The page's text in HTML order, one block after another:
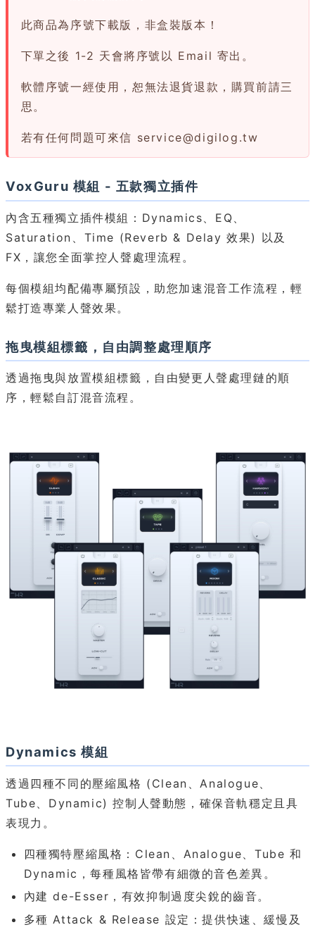
此商品為序號下載版，非盒裝版本！
下單之後 1-2 天會將序號以 Email 寄出。
軟體序號一經使用，恕無法退貨退款，購買前請三
思。
若有任何問題可來信 service@digilog.tw
VoxGuru 模組 - 五款獨立插件
內含五種獨立插件模組：Dynamics、EQ、
Saturation、Time (Reverb & Delay 效果) 以及
FX，讓您全面掌控人聲處理流程。
每個模組均配備專屬預設，助您加速混音工作流程，輕
鬆打造專業人聲效果。
拖曳模組標籤，自由調整處理順序
透過拖曳與放置模組標籤，自由變更人聲處理鏈的順
序，輕鬆自訂混音流程。
Dynamics 模組
透過四種不同的壓縮風格 (Clean、Analogue、
Tube、Dynamic) 控制人聲動態，確保音軌穩定且具
表現力。
四種獨特壓縮風格：Clean、Analogue、Tube 和
Dynamic，每種風格皆帶有細微的音色差異。
內建 de-Esser，有效抑制過度尖銳的齒音。
多種 Attack & Release 設定：提供快速、緩慢及